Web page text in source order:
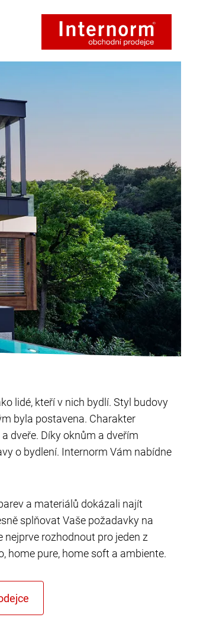
lidé, kteří v nich bydlí. Styl budovy
byla postavena. Charakter
dveře. Díky oknům a dveřím
o bydlení. Internorm Vám nabídne
a materiálů dokázali najít
splňovat Vaše požadavky na
rozhodnout pro jeden z
home pure, home soft a ambiente.